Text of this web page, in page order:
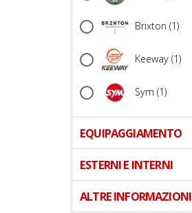
Brixton (1)
Keeway (1)
Sym (1)
EQUIPAGGIAMENTO
ESTERNI E INTERNI
ALTRE INFORMAZIONI